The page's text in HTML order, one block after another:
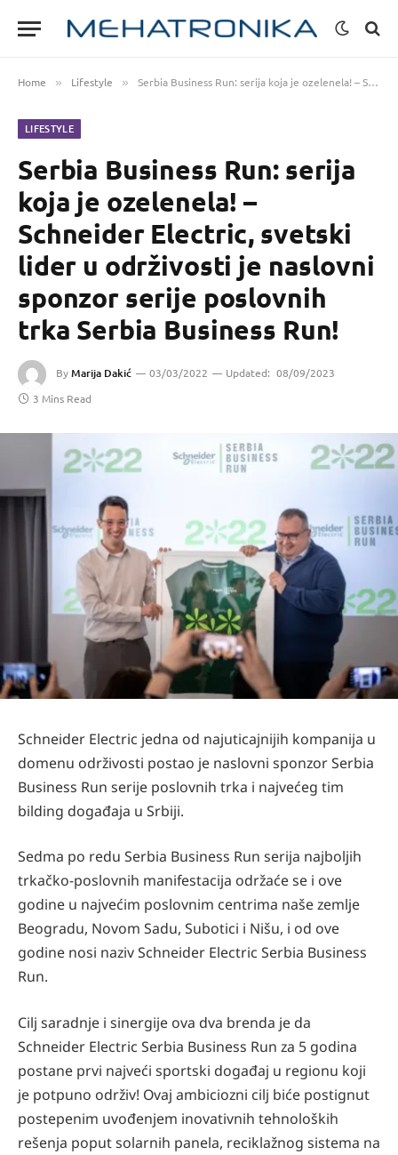
Home » Lifestyle » Serbia Business Run: serija koja je ozelenela! – Schneider Electric, svetski lider u održivosti je naslovni sponzor serije poslovnih trka Serbia Business Run!
LIFESTYLE
Serbia Business Run: serija
koja je ozelenela! –
Schneider Electric, svetski
lider u održivosti je naslovni
sponzor serije poslovnih
trka Serbia Business Run!
ByMarija Dakić 03/03/2022 Updated: 08/09/2023
3 Mins Read
Schneider Electric jedna od najuticajnijih kompanija u
domenu održivosti postao je naslovni sponzor Serbia
Business Run serije poslovnih trka i najvećeg tim
bilding događaja u Srbiji.
Sedma po redu Serbia Business Run serija najboljih
trkačko-poslovnih manifestacija održaće se i ove
godine u najvećim poslovnim centrima naše zemlje
Beogradu, Novom Sadu, Subotici i Nišu, i od ove
godine nosi naziv Schneider Electric Serbia Business
Run.
Cilj saradnje i sinergije ova dva brenda je da
Schneider Electric Serbia Business Run za 5 godina
postane prvi najveći sportski događaj u regionu koji
je potpuno održiv! Ovaj ambiciozni cilj biće postignut
postepenim uvođenjem inovativnih tehnoloških
rešenja poput solarnih panela, reciklažnog sistema na